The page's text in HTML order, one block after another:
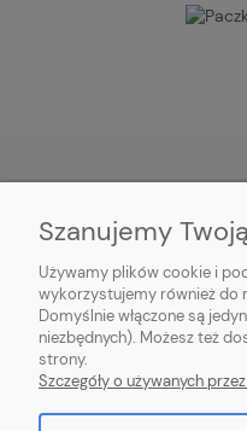
O NAS
Kontakt i dane firmy
O firmie
Blog
Nagrody i
Szanujemy
Używamy plików cookie i
wykorzystujemy również do
Domyślnie włączone są
niezbędnych). Możesz też
strony.
Szczegóły o używanych